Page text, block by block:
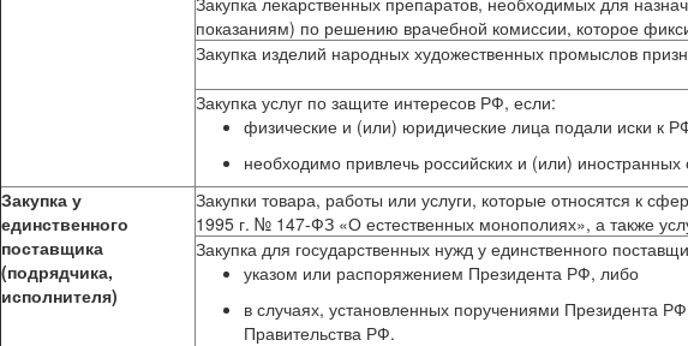
показаниям) по решению врачебной комиссии, которое
Закупка изделий народных художественных промыслов
Закупка услуг по защите интересов РФ, если:
физические и (или) юридические лица подали иски к
необходимо привлечь российских и (или) иностранных
Закупка у
единственного
поставщика
(подрядчика,
исполнителя)
Закупки товара, работы или услуги, которые относятся к
1995 г. № 147-ФЗ «О естественных монополиях», а также
Закупка для государственных нужд у единственного
указом или распоряжением Президента РФ, либо
в случаях, установленных поручениями Президента
Правительства РФ.